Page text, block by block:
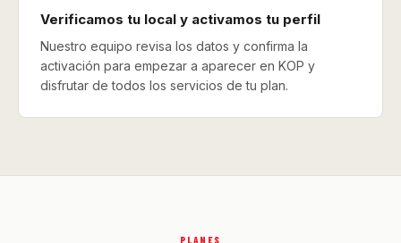
Verificamos tu local y activamos tu perfil
Nuestro equipo revisa los datos y confirma la
activación para empezar a aparecer en KOP y
disfrutar de todos los servicios de tu plan.
PLANES